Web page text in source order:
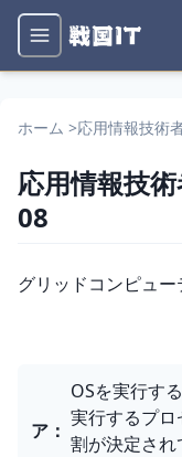
ホーム >応用情報技術
応用情報技
08
問題文
グリッドコンピュー
選択肢
ア ：
OSを実行す
実行するプ
割が決定さ